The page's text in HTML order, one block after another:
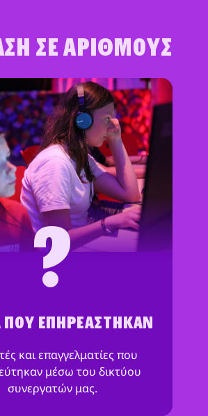
σε αριθμούς
?
ΠΟΥ ΕΠΗΡΕΆΣΤΗΚΑΝ
και επαγγελματίες που
μέσω του δικτύου
συνεργατών μας.